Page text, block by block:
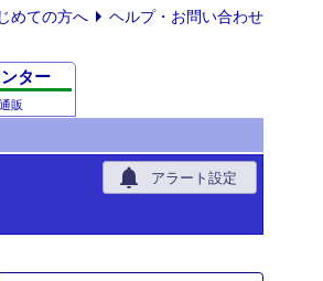
めての方へ ヘルプ・お問い合わせ
ター
販
notifications アラート設定